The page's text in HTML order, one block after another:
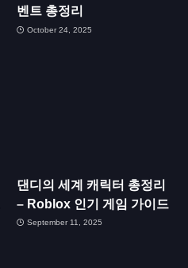
벤트 총정리
October 24, 2025
댄디의 세계 캐릭터 총정리
– Roblox 인기 게임 가이드
September 11, 2025